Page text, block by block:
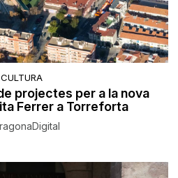
CULTURA
projectes per a la nova
Ferrer a Torreforta